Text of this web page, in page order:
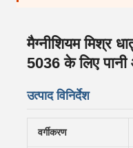
मैग्नीशियम मिश्र
5036 के लिए पानी
उत्पाद विनिर्देश
वर्गीकरण